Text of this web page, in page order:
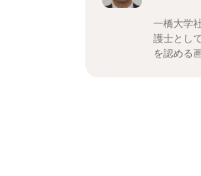
一橋大学
護士とし
を認める